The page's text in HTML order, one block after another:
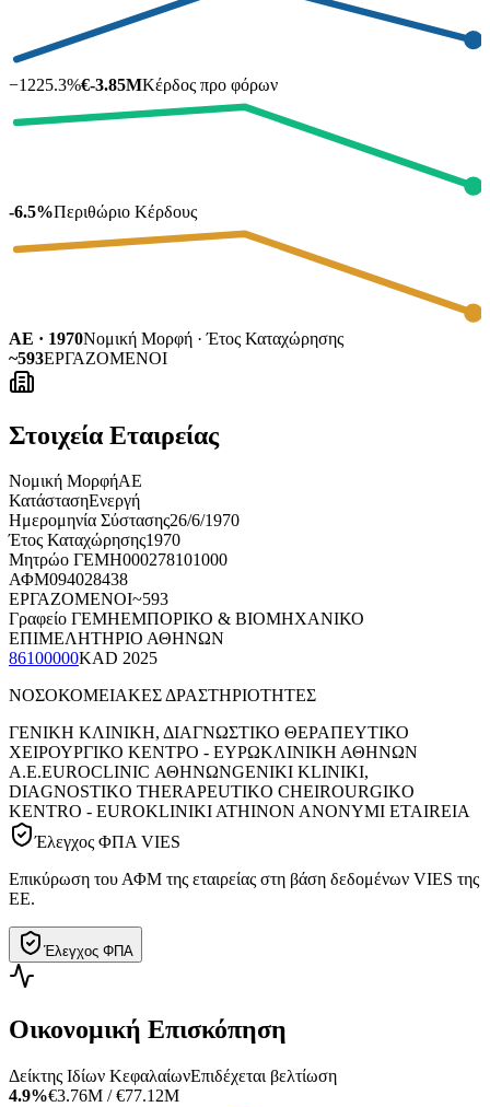
−1225.3%€-3.85MΚέρδος προ φόρων
-6.5%Περιθώριο Κέρδους
ΑΕ · 1970Νομική Μορφή · Έτος Καταχώρησης
~593ΕΡΓΑΖΟΜΕΝΟΙ
Στοιχεία Εταιρείας
Νομική ΜορφήΑΕ
ΚατάστασηΕνεργή
Ημερομηνία Σύστασης26/6/1970
Έτος Καταχώρησης1970
Μητρώο ΓΕΜΗ000278101000
ΑΦΜ094028438
ΕΡΓΑΖΟΜΕΝΟΙ~593
Γραφείο ΓΕΜΗΕΜΠΟΡΙΚΟ & ΒΙΟΜΗΧΑΝΙΚΟ
ΕΠΙΜΕΛΗΤΗΡΙΟ ΑΘΗΝΩΝ
86100000KAD 2025
ΝΟΣΟΚΟΜΕΙΑΚΕΣ ΔΡΑΣΤΗΡΙΟΤΗΤΕΣ
ΓΕΝΙΚΗ ΚΛΙΝΙΚΗ, ΔΙΑΓΝΩΣΤΙΚΟ ΘΕΡΑΠΕΥΤΙΚΟ
ΧΕΙΡΟΥΡΓΙΚΟ ΚΕΝΤΡΟ - ΕΥΡΩΚΛΙΝΙΚΗ ΑΘΗΝΩΝ
Α.Ε.EUROCLINIC ΑΘΗΝΩΝGENIKI KLINIKI,
DIAGNOSTIKO THERAPEUTIKO CHEIROURGIKO
KENTRO - EUROKLINIKI ATHINON ANONYMI ETAIREIA
Έλεγχος ΦΠΑ VIES
Επικύρωση του ΑΦΜ της εταιρείας στη βάση δεδομένων VIES της
ΕΕ.
Έλεγχος ΦΠΑ
Οικονομική Επισκόπηση
Δείκτης Ιδίων ΚεφαλαίωνΕπιδέχεται βελτίωση
4.9%€3.76M / €77.12M